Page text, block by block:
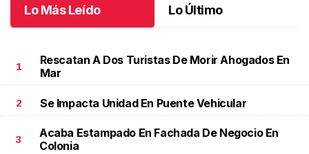
Lo Más Leído Lo Último
1
Rescatan A Dos Turistas De Morir Ahogados En
Mar
2 Se Impacta Unidad En Puente Vehicular
3
Acaba Estampado En Fachada De Negocio En
Colonia